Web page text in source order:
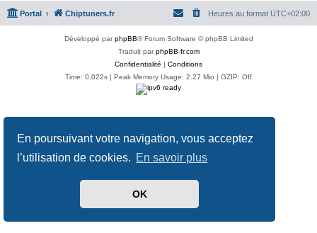
En poursuivant votre navigation, vous acceptez
l’utilisation de cookies. En savoir plus
OK
Portal Chiptuners.fr Heures au format UTC+02:00
Développé parphpBB® Forum Software © phpBB Limited
Traduit parphpBB-fr.com
Confidentialité | Conditions
Time: 0.022s | Peak Memory Usage: 2.27 Mio | GZIP: Off